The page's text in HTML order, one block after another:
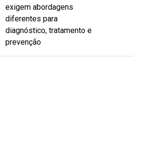
exigem abordagens
diferentes para
diagnóstico, tratamento e
prevenção